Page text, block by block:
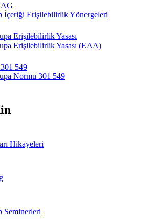
İçeriği Erişilebilirlik Yönergeleri
Erişilebilirlik Yasası
Erişilebilirlik Yasası (EAA)
549
Normu 301 549
Hikayeleri
Seminerleri